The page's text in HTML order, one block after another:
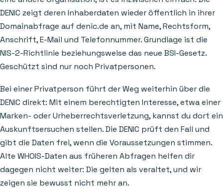
DENIC zeigt deren Inhaberdaten wieder öffentlich in ihrer
Domainabfrage auf denic.de an, mit Name, Rechtsform,
Anschrift, E-Mail und Telefonnummer. Grundlage ist die
NIS-2-Richtlinie beziehungsweise das neue BSI-Gesetz.
Geschützt sind nur noch Privatpersonen.
Bei einer Privatperson führt der Weg weiterhin über die
DENIC direkt: Mit einem berechtigten Interesse, etwa einer
Marken- oder Urheberrechtsverletzung, kannst du dort ein
Auskunftsersuchen stellen. Die DENIC prüft den Fall und
gibt die Daten frei, wenn die Voraussetzungen stimmen.
Alte WHOIS-Daten aus früheren Abfragen helfen dir
dagegen nicht weiter: Die gelten als veraltet, und wir
zeigen sie bewusst nicht mehr an.